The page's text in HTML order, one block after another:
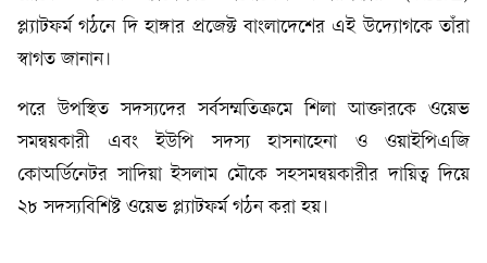
প্ল্যাটফর্ম গঠনে দি হাঙ্গার প্রজেক্ট বাংলাদেশের এই উদ্যোগকে তাঁরা
স্বাগত জানান।
পরে উপস্থিত সদস্যদের সর্বসম্মতিক্রমে শিলা আক্তারকে ওয়েভ
সমন্বয়কারী এবং ইউপি সদস্য হাসনাহেনা ও ওয়াইপিএজি
কোঅর্ডিনেটর সাদিয়া ইসলাম মৌকে সহসমন্বয়কারীর দায়িত্ব দিয়ে
২৮ সদস্যবিশিষ্ট ওয়েভ প্ল্যাটফর্ম গঠন করা হয়।